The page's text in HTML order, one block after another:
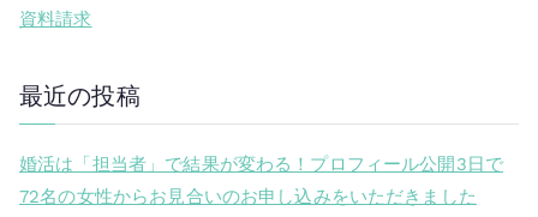
資料請求
最近の投稿
婚活は「担当者」で結果が変わる！プロフィール公開3日で
72名の女性からお見合いのお申し込みをいただきました